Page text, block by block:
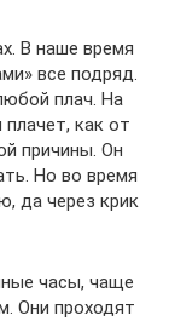
В наше время
все подряд.
плач. На
как от
причины. Он
Но во время
да через крик
часы, чаще
Они проходят